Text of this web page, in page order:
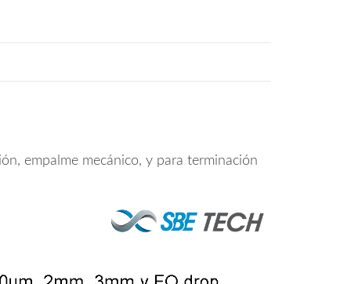
empalme mecánico, y para terminación